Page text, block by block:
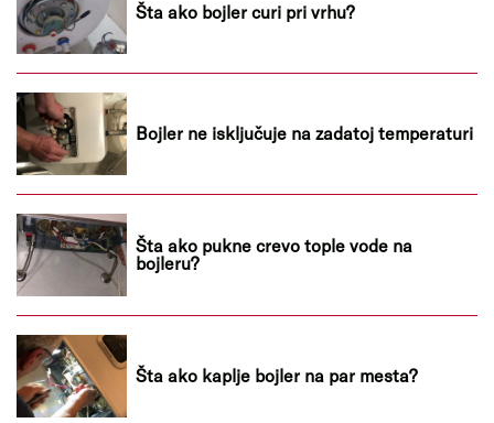
Šta ako bojler curi pri vrhu?
Bojler ne isključuje na zadatoj temperaturi
Šta ako pukne crevo tople vode na
bojleru?
Šta ako kaplje bojler na par mesta?